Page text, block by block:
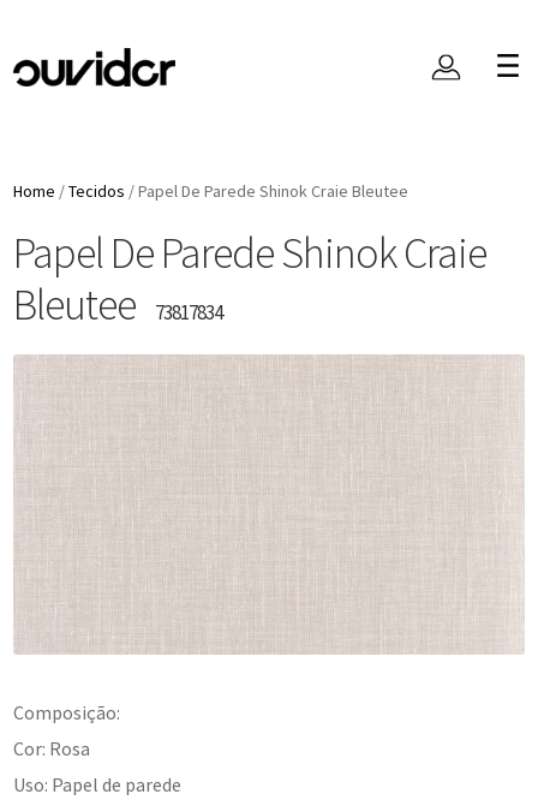
Home /Tecidos /Papel De Parede Shinok Craie Bleutee
Papel De Parede Shinok Craie
Bleutee
73817834
Composição:
Cor: Rosa
Uso: Papel de parede